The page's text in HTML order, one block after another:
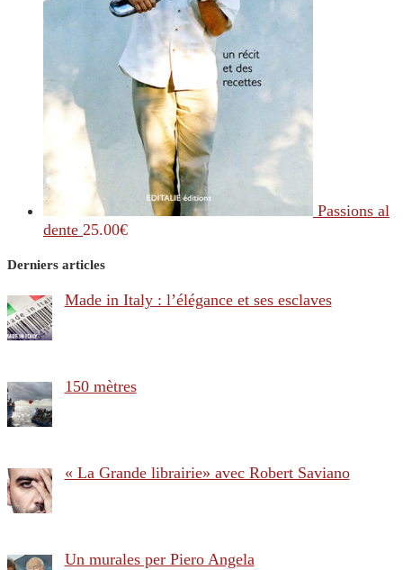
Passions al
dente 25.00€
Derniers articles
Made in Italy : l’élégance et ses esclaves
150 mètres
« La Grande librairie» avec Robert Saviano
Un murales per Piero Angela